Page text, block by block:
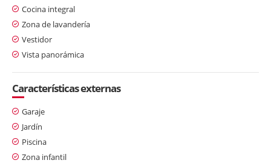
Cocina integral
Zona de lavandería
Vestidor
Vista panorámica
Características externas
Garaje
Jardín
Piscina
Zona infantil